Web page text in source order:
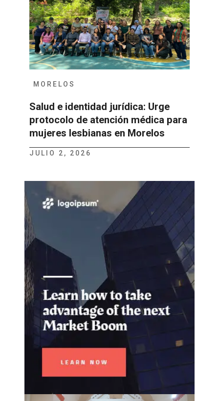
MORELOS
Salud e identidad jurídica: Urge
protocolo de atención médica para
mujeres lesbianas en Morelos
JULIO 2, 2026